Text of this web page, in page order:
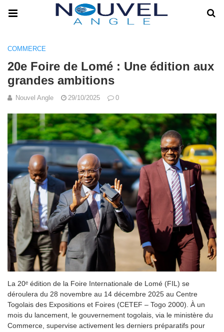
COMMERCE
20e Foire de Lomé : Une édition aux
grandes ambitions
Nouvel Angle 29/10/2025 0
La 20ᵉ édition de la Foire Internationale de Lomé (FIL) se
déroulera du 28 novembre au 14 décembre 2025 au Centre
Togolais des Expositions et Foires (CETEF – Togo 2000). À un
mois du lancement, le gouvernement togolais, via le ministère du
Commerce, supervise activement les derniers préparatifs pour